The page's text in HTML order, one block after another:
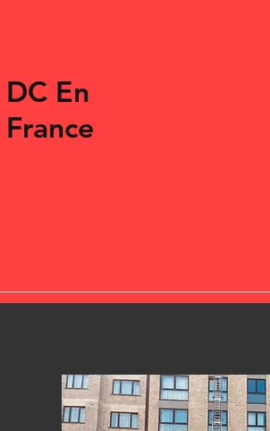
DC En
France